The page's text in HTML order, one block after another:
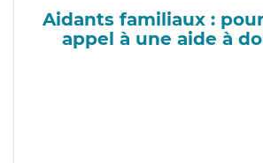
Aidants familiaux :
appel à une aide à